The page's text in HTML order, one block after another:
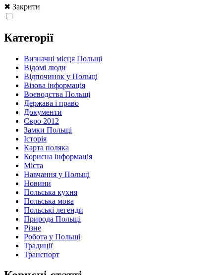
✖ Закрити
Категорії
Визначні місця Польщі
Відомі люди
Відпочинок у Польщі
Візова інформація
Воєводства Польщі
Держава і право
Документи
Євро 2012
Замки Польщі
Історія
Карта поляка
Корисна інформація
Міста
Навчання у Польщі
Новини
Польська кухня
Польська мова
Польські легенди
Природа Польщі
Різне
Робота у Польщі
Традиції
Транспорт